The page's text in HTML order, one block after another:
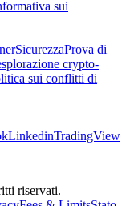
sui
SicurezzaProva di
crypto-
sui conflitti di
LinkedinTradingView
riservati.